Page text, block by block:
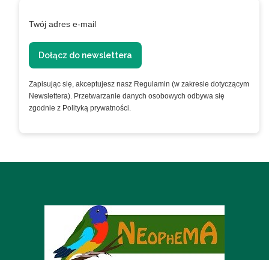
Twój adres e-mail
Dołącz do newslettera
Zapisując się, akceptujesz nasz Regulamin (w zakresie dotyczącym
Newslettera). Przetwarzanie danych osobowych odbywa się
zgodnie z Polityką prywatności.